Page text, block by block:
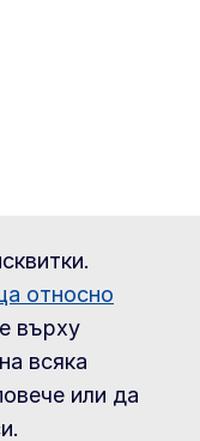
относно
върху
всяка
или да